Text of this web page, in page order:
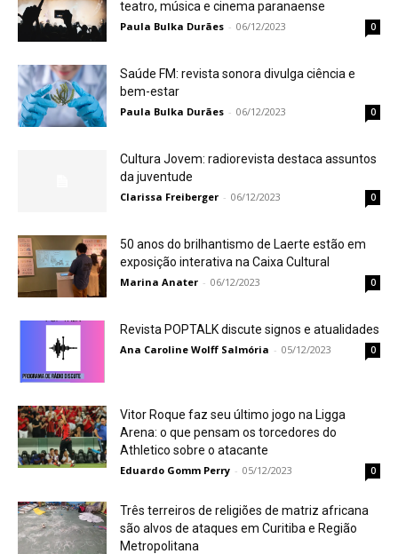
teatro, música e cinema paranaense
Paula Bulka Durães - 06/12/2023 0
Saúde FM: revista sonora divulga ciência e
bem-estar
Paula Bulka Durães - 06/12/2023 0
Cultura Jovem: radiorevista destaca assuntos
da juventude
Clarissa Freiberger - 06/12/2023 0
50 anos do brilhantismo de Laerte estão em
exposição interativa na Caixa Cultural
Marina Anater - 06/12/2023 0
Revista POPTALK discute signos e atualidades
Ana Caroline Wolff Salmória - 05/12/2023 0
Vitor Roque faz seu último jogo na Ligga
Arena: o que pensam os torcedores do
Athletico sobre o atacante
Eduardo Gomm Perry - 05/12/2023 0
Três terreiros de religiões de matriz africana
são alvos de ataques em Curitiba e Região
Metropolitana